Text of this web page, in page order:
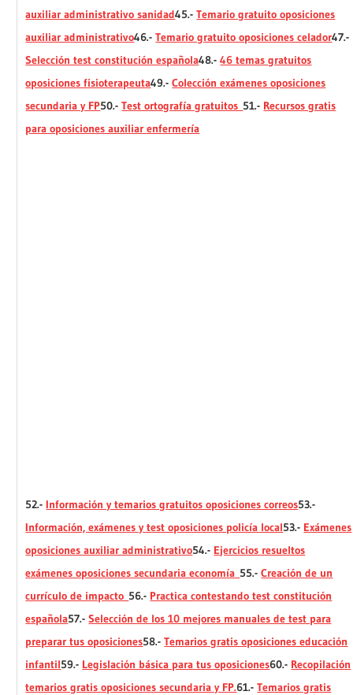
auxiliar administrativo sanidad45.-Temario gratuito oposiciones
auxiliar administrativo46.-Temario gratuito oposiciones celador47.-
Selección test constitución española48.-46 temas gratuitos
oposiciones fisioterapeuta49.-Colección exámenes oposiciones
secundaria y FP50.-Test ortografía gratuitos 51.- Recursos gratis
para oposiciones auxiliar enfermería
52.- Información y temarios gratuitos oposiciones correos53.-
Información, exámenes y test oposiciones policía local53.- Exámenes
oposiciones auxiliar administrativo54.- Ejercicios resueltos
exámenes oposiciones secundaria economía 55.-Creación de un
currículo de impacto 56.- Practica contestando test constitución
española57.-Selección de los 10 mejores manuales de test para
preparar tus oposiciones58.-Temarios gratis oposiciones educación
infantil59.- Legislación básica para tus oposiciones60.- Recopilación
temarios gratis oposiciones secundaria y FP.61.-Temarios gratis